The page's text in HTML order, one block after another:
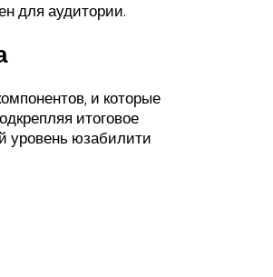
для аудитории.
и которые
итоговое
уровень юзабилити